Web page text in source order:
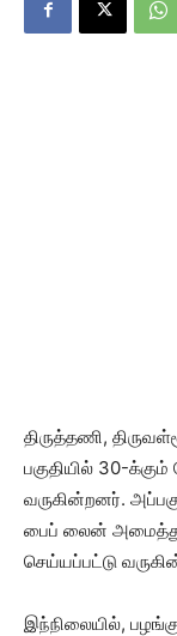
திருத்தணி,
பகுதியில் 30-க்கும்
வருகின்றனர்.
பைப் லைன் அமைத்து
செய்யப்பட்டு
இந்நிலையில்,